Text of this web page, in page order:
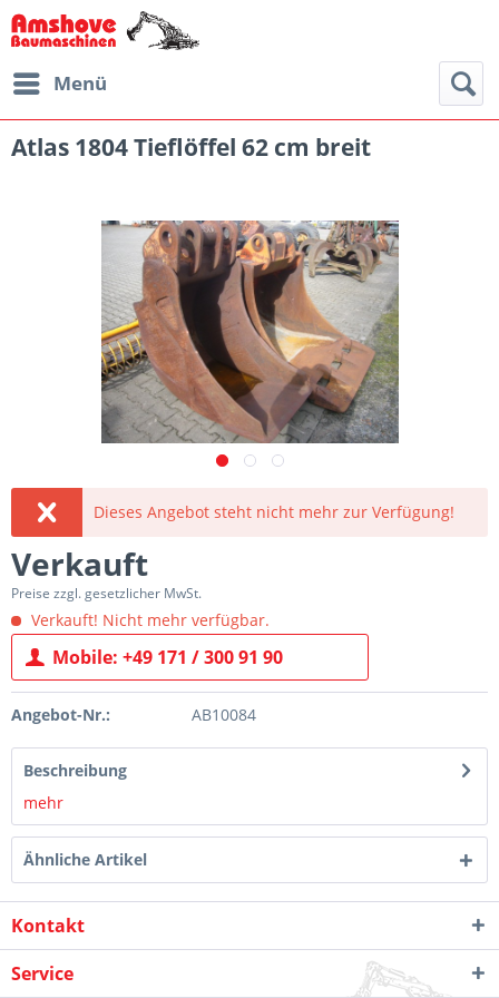
Menü
Atlas 1804 Tieflöffel 62 cm breit
Dieses Angebot steht nicht mehr zur Verfügung!
Verkauft
Preise zzgl. gesetzlicher MwSt.
Verkauft! Nicht mehr verfügbar.
Mobile: +49 171 / 300 91 90
Angebot-Nr.: AB10084
Beschreibung
mehr
Ähnliche Artikel
Kontakt
Service